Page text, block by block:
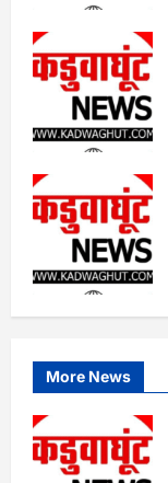
More News